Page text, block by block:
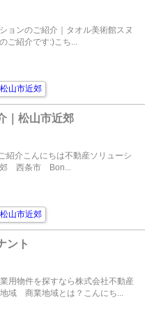
ョンのご紹介｜タオル美術館スヌ
ご紹介です:)こち...
山市近郊
｜松山市近郊
紹介こんにちは不動産ソリューシ
郊 西条市 Bon...
山市近郊
ント
用物件を探すなら株式会社不動産
域 商業地域とは？こんにち...